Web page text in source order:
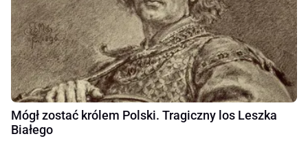
Mógł zostać królem Polski. Tragiczny los Leszka
Białego